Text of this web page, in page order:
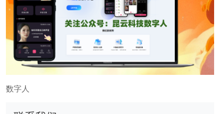
数字人